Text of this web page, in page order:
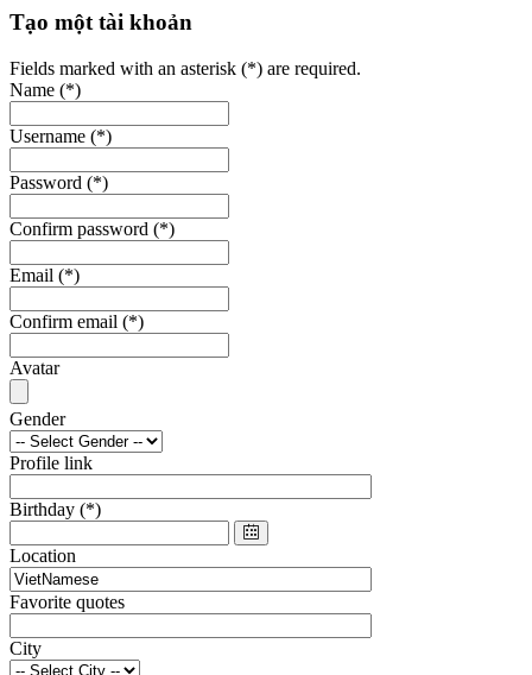
Tạo một tài khoản
Fields marked with an asterisk (*) are required.
Name (*)
Username (*)
Password (*)
Confirm password (*)
Email (*)
Confirm email (*)
Avatar
Gender
Profile link
Birthday (*)
Location
Favorite quotes
City